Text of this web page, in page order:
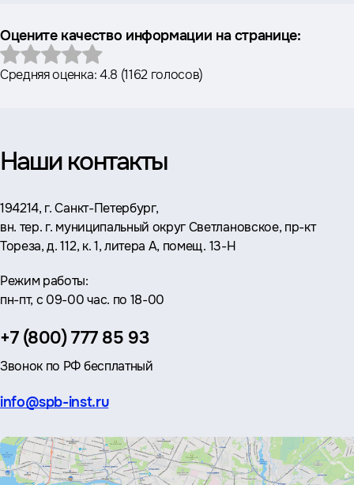
Оцените качество информации на странице:
Средняя оценка:4.8 (1162 голосов)
Наши контакты
Адрес:
194214, г. Санкт-Петербург,
вн. тер. г. муниципальный округ Светлановское, пр-кт
Тореза, д. 112, к. 1, литера А, помещ. 13-Н
Режим работы:
пн-пт, с 09-00 час. по 18-00
Телефон:
+7 (800) 777 85 93
Звонок по РФ бесплатный
Эл.
info@spb-inst.ru